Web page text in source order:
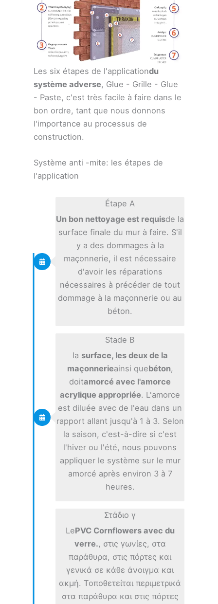
Les six étapes de l'applicationdu
système adverse, Glue - Grille - Glue
- Paste, c'est très facile à faire dans le
bon ordre, tant que nous donnons
l'importance au processus de
construction.
Système anti -mite: les étapes de
l'application
Étape A
Un bon nettoyage est requisde la
surface finale du mur à faire. S'il
y a des dommages à la
maçonnerie, il est nécessaire
d'avoir les réparations
nécessaires à précéder de tout
dommage à la maçonnerie ou au
béton.
Stade B
la surface, les deux de la
maçonnerieainsi quebéton,
doitamorcé avec l'amorce
acrylique appropriée. L'amorce
est diluée avec de l'eau dans un
rapport allant jusqu'à 1 à 3. Selon
la saison, c'est-à-dire si c'est
l'hiver ou l'été, nous pouvons
appliquer le système sur le mur
amorcé après environ 3 à 7
heures.
Στάδιο γ
LePVC Cornflowers avec du
verre., στις γωνίες, στα
παράθυρα, στις πόρτες και
γενικά σε κάθε άνοιγμα και
ακμή. Τοποθετείται περιμετρικά
στα παράθυρα και στις πόρτες